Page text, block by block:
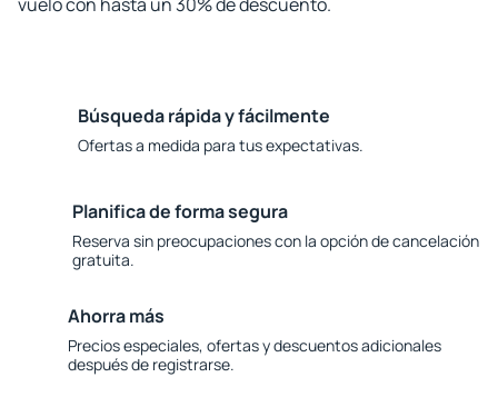
Búsqueda rápida y fácilmente
Ofertas a medida para tus expectativas.
Planifica de forma segura
Reserva sin preocupaciones con la opción de cancelación
gratuita.
Ahorra más
Precios especiales, ofertas y descuentos adicionales
después de registrarse.